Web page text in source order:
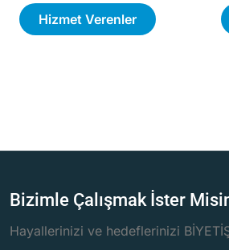
Hizmet Verenler
Bizimle Çalışmak İster
Hayallerinizi ve hedeflerinizi BİYETİŞ